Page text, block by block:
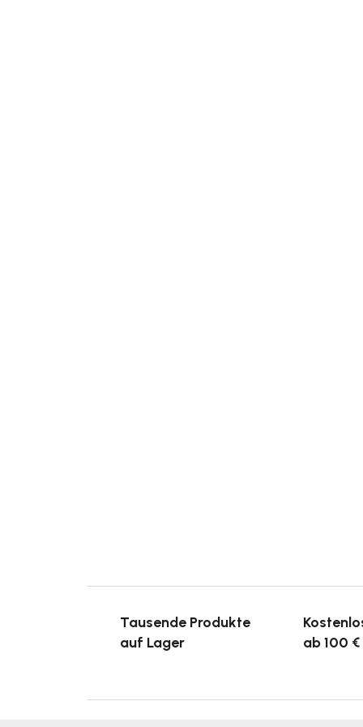
Tausende Produkte
auf Lager
ab 100 €